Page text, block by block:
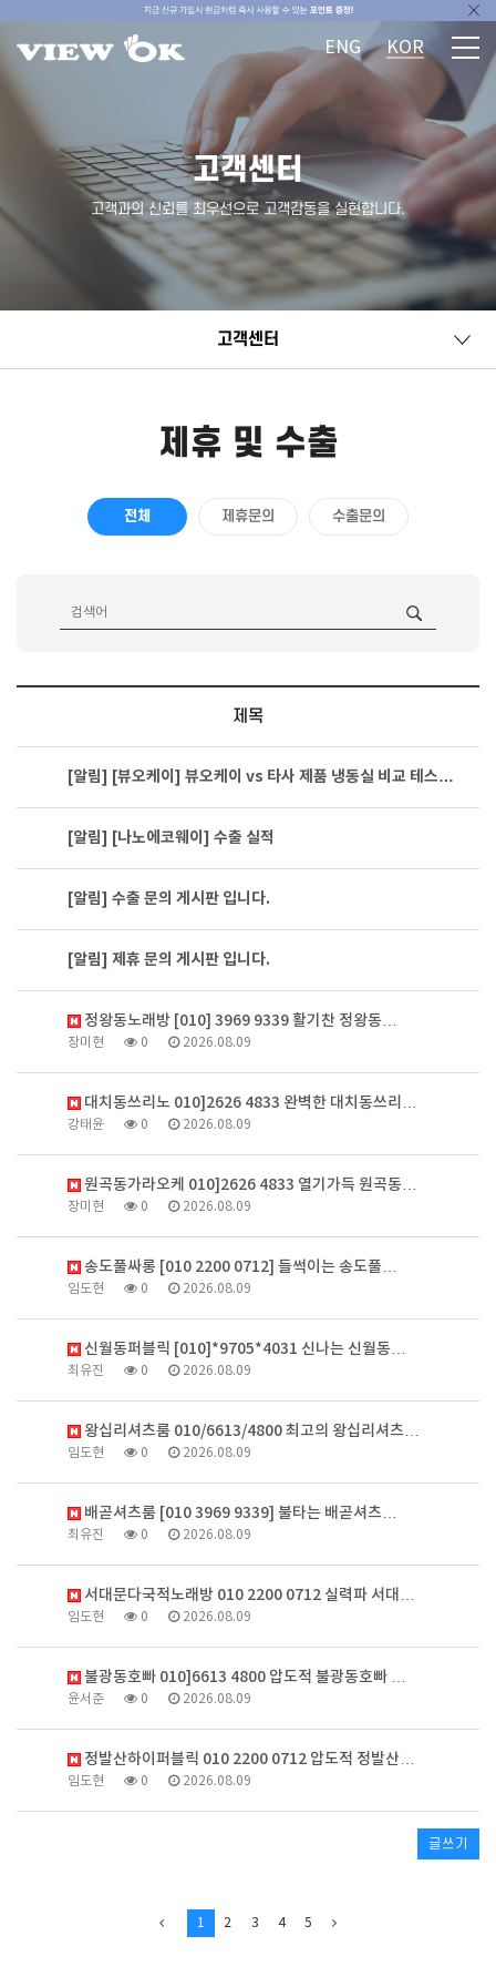
ENG KOR
고객센터
고객과의 신뢰를 최우선으로 고객감동을 실현합니다.
고객센터
제휴 및 수출
전체 제휴문의 수출문의
제목
[알림] [뷰오케이] 뷰오케이 vs 타사 제품 냉동실 비교 테스…
[알림] [나노에코웨이] 수출 실적
[알림] 수출 문의 게시판 입니다.
[알림] 제휴 문의 게시판 입니다.
정왕동노래방 [010] 3969 9339 활기찬 정왕동…
장미현 0 2026.08.09
대치동쓰리노 010]2626 4833 완벽한 대치동쓰리…
강태윤 0 2026.08.09
원곡동가라오케 010]2626 4833 열기가득 원곡동…
장미현 0 2026.08.09
송도풀싸롱 [010 2200 0712] 들썩이는 송도풀…
임도현 0 2026.08.09
신월동퍼블릭 [010]*9705*4031 신나는 신월동…
최유진 0 2026.08.09
왕십리셔츠룸 010/6613/4800 최고의 왕십리셔츠…
임도현 0 2026.08.09
배곧셔츠룸 [010 3969 9339] 불타는 배곧셔츠…
최유진 0 2026.08.09
서대문다국적노래방 010 2200 0712 실력파 서대…
임도현 0 2026.08.09
불광동호빠 010]6613 4800 압도적 불광동호빠 …
윤서준 0 2026.08.09
정발산하이퍼블릭 010 2200 0712 압도적 정발산…
임도현 0 2026.08.09
글쓰기
1 2 3 4 5